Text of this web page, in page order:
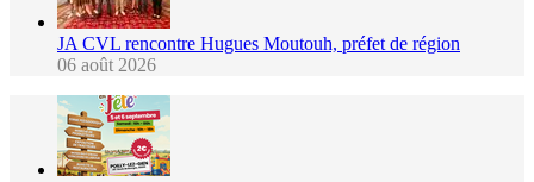
JA CVL rencontre Hugues Moutouh, préfet de région
06 août 2026